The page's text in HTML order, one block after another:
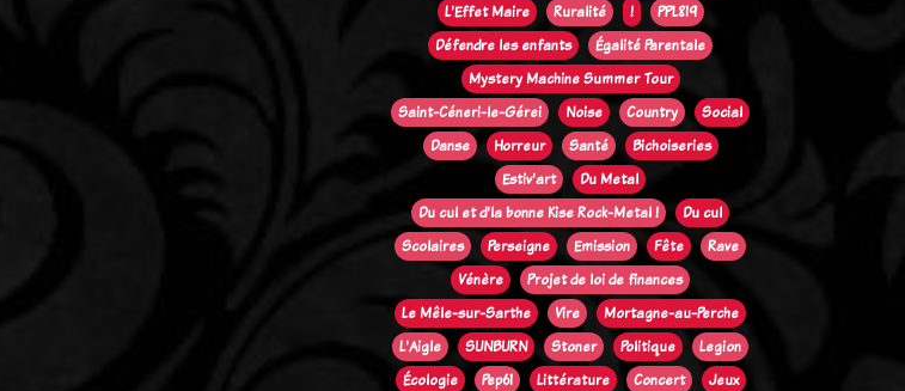
L'Effet Maire
Ruralité !
PPL819
Défendre les enfants
Égalité Parentale
Mystery Machine Summer Tour
Saint-Céneri-le-Gérei
Noise Country
Social
Danse
Horreur Santé
Bichoiseries
Estiv'art
Du Metal
Du cul et d'la bonne Kise Rock-Metal !
Du cul
Scolaires
Perseigne Emission Fête
Rave
Vénère
Projet de loi de finances
Le Mêle-sur-Sarthe
Vire
Mortagne-au-Perche
L'Aigle
SUNBURN Stoner Politique
Legion
Écologie
Pep61 Littérature Concert
Jeux